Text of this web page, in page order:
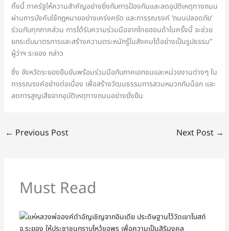
ทั้งนี้ ภาครัฐให้ความสำคัญอย่างยิ่งกับการป้องกันและลดอุบัติเหตุทางถนน
ผ่านการบังคับใช้กฎหมายอย่างเคร่งครัด และการรณรงค์ ‘ถนนปลอดภัย’
ร่วมกับทุกภาคส่วน การได้รับความร่วมมือจากไทยฮอนด้าในครั้งนี้ จะช่วย
ยกระดับมาตรการและสร้างความตระหนักรู้ในสังคมได้อย่างเป็นรูปธรรม”
ผู้ว่าฯ ระยอง กล่าว
ซึ่ง จังหวัดระยองยืนยันพร้อมร่วมมือกับภาคเอกชนและหน่วยงานต่างๆ ใน
การรณรงค์อย่างต่อเนื่อง เพื่อสร้างวัฒนธรรมการสวมหมวกกันน็อก และ
ลดการสูญเสียจากอุบัติเหตุทางถนนอย่างยั่งยืน
← Previous Post Next Post →
Must Read